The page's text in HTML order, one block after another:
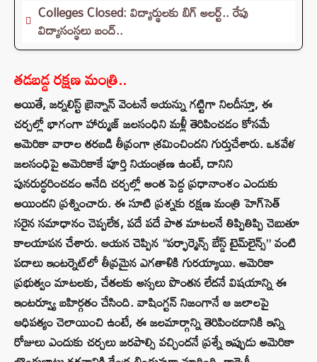
Colleges Closed: విద్యార్థులకు బిగ్ అలర్ట్.. రేపు
విద్యాసంస్థలు బంద్..
తడబడ్డ రక్షణ మంత్రి..
అయితే, జర్నలిస్ట్ బ్రెన్నాన్ వెంటనే ఆయన్ను గట్టిగా నిలదీస్తూ, ఈ
చర్చల్లో భాగంగా హార్ముజ్ జలసంధిని మళ్లీ తెరిపించడం కోసమే
అమెరికా వారాల తరబడి తీవ్రంగా శ్రమించిందని గుర్తుచేశారు. ఒకవేళ
జలసంధిపై అమెరికాకే పూర్తి నియంత్రణ ఉంటే, దానిని
పునరుద్ధరించడం అనేది చర్చల్లో అంత పెద్ద ప్రధానాంశం ఎందుకు
అయిందని ప్రశ్నించారు. ఈ సూటి ప్రశ్నకు రక్షణ మంత్రి హెగ్‌సెత్
సరైన సమాధానం చెప్పలేక, పదే పదే పాత మాటలనే తిప్పితిప్పి చెబుతూ
కాలయాపన చేశారు. ఆయన చెప్పిన “పర్ఫార్మెన్స్ బేస్డ్ టైమ్‌లైన్స్” వంటి
పదాలు ఇంటర్నెట్‌లో తీవ్రమైన ఎగతాళికి గురయ్యాయి. అమెరికా
ప్రభుత్వం మాటలకు, చేతలకు అస్సలు పొంతన లేదనే విషయాన్ని ఈ
ఇంటర్వ్యూ బహిర్గతం చేసింది. వాషింగ్టన్ నిజంగానే ఆ జలాలపై
ఆధిపత్యం చెలాయించి ఉంటే, ఈ జలమార్గాన్ని తెరిపించడానికి ఇన్ని
రోజులు ఎందుకు చర్చలు జరపాల్సి వచ్చిందనే ప్రశ్నే ఇప్పుడు అమెరికా